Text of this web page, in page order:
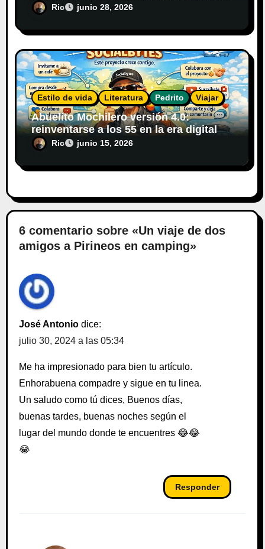
Ric junio 28, 2026
Estilo de vida Literatura Pedrito Viajar
Abuelito Mochilero versión 4.0:
reinventarse a los 55 en la era digital
Ric junio 15, 2026
6 comentario sobre «Un viaje de dos
amigos a Pirineos en camping»
José Antonio dice:
julio 30, 2024 a las 05:34
Me ha impresionado para bien tu artículo.
Enhorabuena compadre y sigue en tu linea.
Un saludo como tú dices, Buenos días,
buenas tardes, buenas noches según el
lugar del mundo donde te encuentres 😂😂
😂
Responder